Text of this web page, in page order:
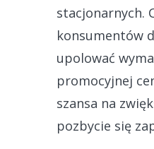
stacjonarnych.
konsumentów
upolować
promocyjnej
szansa na
pozbycie się